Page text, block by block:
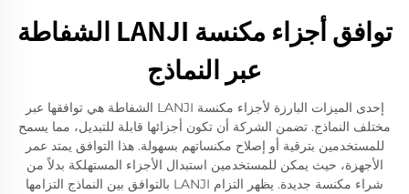
توافق أجزاء مكنسة LANJI الشفاطة
عبر النماذج
إحدى الميزات البارزة لأجزاء مكنسة LANJI الشفاطة هي توافقها عبر
مختلف النماذج. تضمن الشركة أن تكون أجزائها قابلة للتبديل، مما يسمح
للمستخدمين بترقية أو إصلاح مكنساتهم بسهولة. هذا التوافق يمتد عمر
الأجهزة، حيث يمكن للمستخدمين استبدال الأجزاء المستهلكة بدلاً من
شراء مكنسة جديدة. يظهر التزام LANJI بالتوافق بين النماذج التزامها